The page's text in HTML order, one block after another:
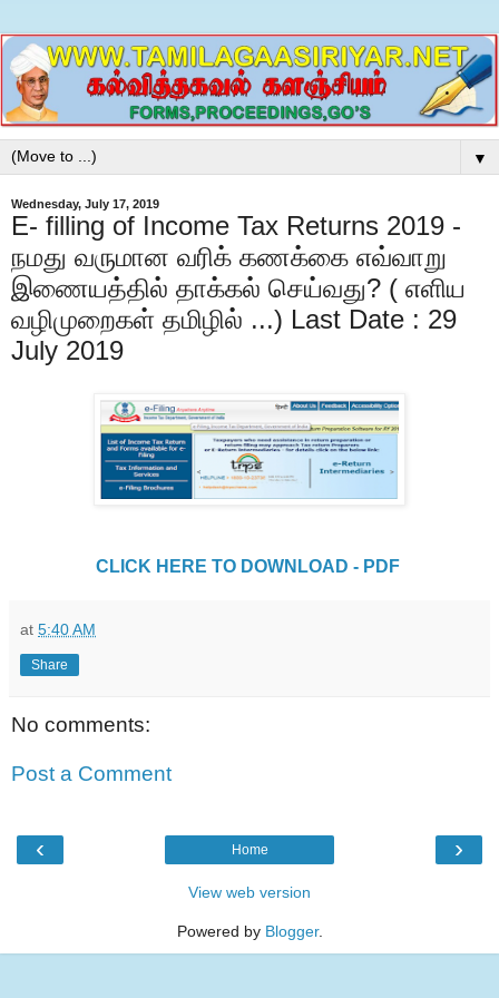
▼
Wednesday, July 17, 2019
E- filling of Income Tax Returns 2019 -
நமது வருமான வரிக் கணக்கை எவ்வாறு
இணையத்தில் தாக்கல் செய்வது? ( எளிய
வழிமுறைகள் தமிழில் ...) Last Date : 29
July 2019
CLICK HERE TO DOWNLOAD - PDF
at 5:40 AM
Share
No comments:
Post a Comment
‹ ›
Home
View web version
Powered by Blogger.